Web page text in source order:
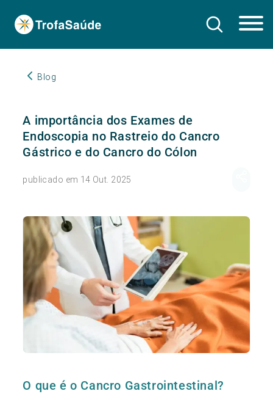
Blog
A importância dos Exames de
Endoscopia no Rastreio do Cancro
Gástrico e do Cancro do Cólon
publicado em 14 Out. 2025
O que é o Cancro Gastrointestinal?